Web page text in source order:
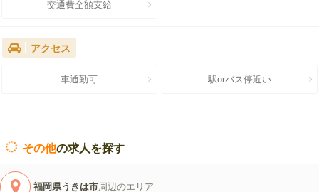
交通費全額支給
アクセス
車通勤可 駅orバス停近い
その他の求人を探す
福岡県うきは市周辺のエリア